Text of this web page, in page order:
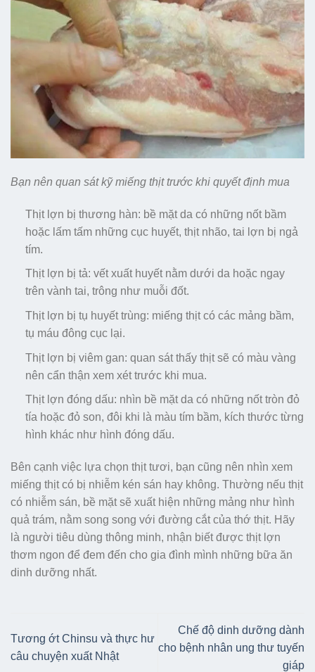
Bạn nên quan sát kỹ miếng thịt trước khi quyết định mua
Thịt lợn bị thương hàn: bề mặt da có những nốt bầm
hoặc lấm tấm những cục huyết, thịt nhão, tai lợn bị ngả
tím.
Thịt lợn bị tả: vết xuất huyết nằm dưới da hoặc ngay
trên vành tai, trông như muỗi đốt.
Thịt lợn bị tụ huyết trùng: miếng thịt có các mảng bầm,
tụ máu đông cục lại.
Thịt lợn bị viêm gan: quan sát thấy thịt sẽ có màu vàng
nên cẩn thận xem xét trước khi mua.
Thịt lợn đóng dấu: nhìn bề mặt da có những nốt tròn đỏ
tía hoặc đỏ son, đôi khi là màu tím bầm, kích thước từng
hình khác như hình đóng dấu.
Bên cạnh việc lựa chọn thịt tươi, bạn cũng nên nhìn xem
miếng thịt có bị nhiễm kén sán hay không. Thường nếu thịt
có nhiễm sán, bề mặt sẽ xuất hiện những mảng như hình
quả trám, nằm song song với đường cắt của thớ thịt. Hãy
là người tiêu dùng thông minh, nhận biết được thịt lợn
thơm ngon để đem đến cho gia đình mình những bữa ăn
dinh dưỡng nhất.
Tương ớt Chinsu và thực hư
câu chuyện xuất Nhật
Chế độ dinh dưỡng dành
cho bệnh nhân ung thư tuyến
giáp